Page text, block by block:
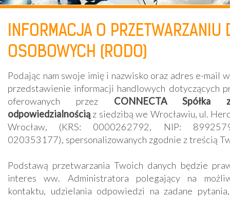
INFORMACJA O PRZETWARZANIU
OSOBOWYCH (RODO)
Podając nam swoje imię i nazwisko oraz adres e-mail
przedstawienie informacji handlowych dotyczących
oferowanych przez CONNECTA Spółka
odpowiedzialnością z siedzibą we Wrocławiu, ul.
Wrocław, (KRS: 0000262792, NIP:
020353177), spersonalizowanych zgodnie z treścią
Podstawą przetwarzania Twoich danych będzie
interes ww. Administratora polegający na
kontaktu, udzielania odpowiedzi na zadane